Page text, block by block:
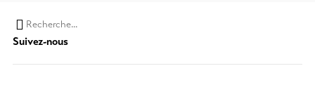
Chaine
de
recherche
Suivez-nous